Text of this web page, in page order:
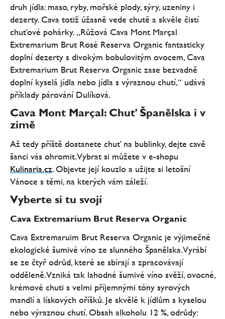
druh jídla: maso, ryby, mořské plody, sýry, uzeniny i
dezerty. Cava totiž úžasně vede chutě a skvěle čistí
chuťové pohárky. „Růžová Cava Mont Marçal
Extremarium Brut Rosé Reserva Organic fantasticky
doplní dezerty s divokým bobulovitým ovocem, Cava
Extremarium Brut Reserva Organic zase bezvadně
doplní kyselá jídla nebo jídla s výraznou chutí,“ udává
příklady párování Dulíková.
Cava Mont Marçal: Chuť Španělska i v
zimě
Až tedy příště dostanete chuť na bublinky, dejte cavě
šanci vás ohromit. Vybrat si můžete v e-shopu
Kulinaria.cz. Objevte její kouzlo a užijte si letošní
Vánoce s těmi, na kterých vám záleží.
Vyberte si tu svojí
Cava Extremarium Brut Reserva Organic
Cava Extremaruim Brut Reserva Organic je výjimečné
ekologické šumivé víno ze slunného Španělska. Vyrábí
se ze čtyř odrůd, které se sbírají a zpracovávají
odděleně. Vzniká tak lahodné šumivé víno svěží, ovocné,
krémové chuti s velmi příjemnými tóny syrových
mandlí a lískových oříšků. Je skvělé k jídlům s kyselou
nebo výraznou chutí. Obsah alkoholu 12 %, odrůdy: